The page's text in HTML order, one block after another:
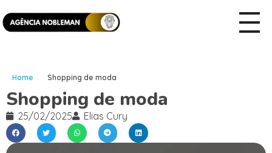
Home Shopping de moda
Shopping de moda
25/02/2025 Elias Cury